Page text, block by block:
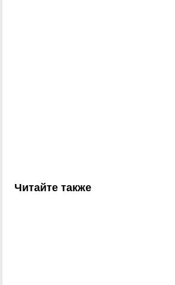
Читайте также